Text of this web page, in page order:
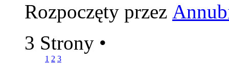
Rozpoczęty przez
3 Strony •
1 2 3